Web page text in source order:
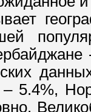
5.4%,